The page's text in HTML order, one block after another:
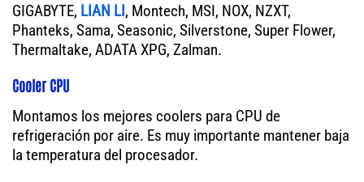
GIGABYTE, LIAN LI, Montech, MSI, NOX, NZXT,
Phanteks, Sama, Seasonic, Silverstone, Super Flower,
Thermaltake, ADATA XPG, Zalman.
Cooler CPU
Montamos los mejores coolers para CPU de
refrigeración por aire. Es muy importante mantener baja
la temperatura del procesador.